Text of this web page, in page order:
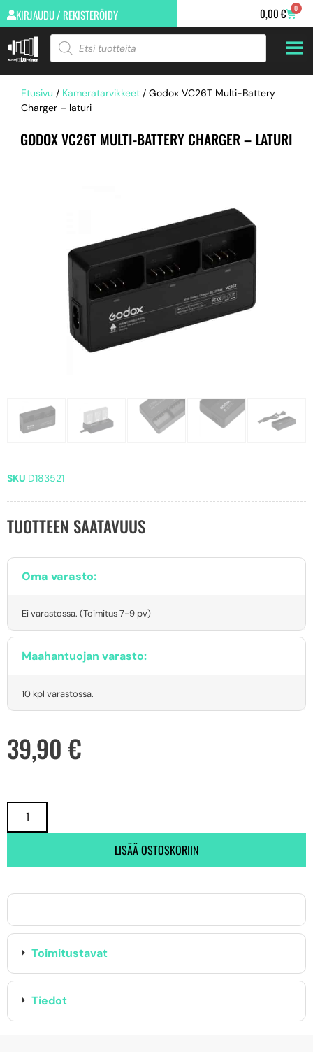
KIRJAUDU / REKISTERÖIDY 0,00€ 0
Etusivu / Kameratarvikkeet / Godox VC26T Multi-Battery
Charger – laturi
GODOX VC26T MULTI-BATTERY CHARGER – LATURI
SKU D183521
TUOTTEEN SAATAVUUS
Oma varasto:
Ei varastossa. (Toimitus 7-9 pv)
Maahantuojan varasto:
10 kpl varastossa.
39,90 €
LISÄÄ OSTOSKORIIN
Toimitustavat
Tiedot